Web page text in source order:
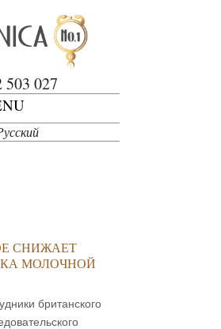
503 027
СНИЖАЕТ
МОЛОЧНОЙ
британского